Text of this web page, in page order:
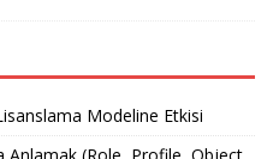
Modeline Etkisi